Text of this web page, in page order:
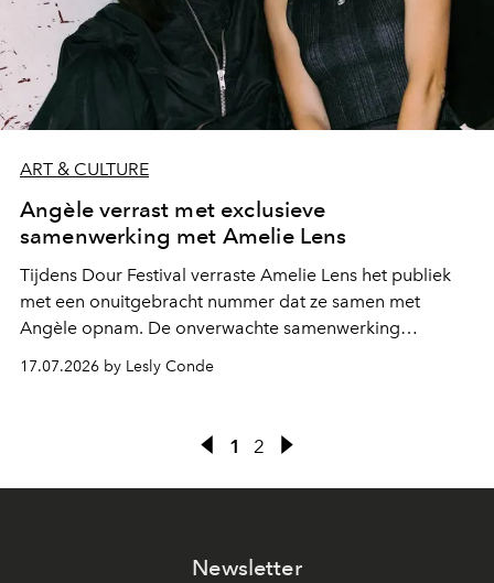
ART & CULTURE
Angèle verrast met exclusieve
samenwerking met Amelie Lens
Tijdens Dour Festival verraste Amelie Lens het publiek
met een onuitgebracht nummer dat ze samen met
Angèle opnam. De onverwachte samenwerking
bevestigt de elektronische koers die de Belgische
zangeres de voorbije maanden steeds nadrukkelijker
17.07.2026 by Lesly Conde
1 2
Newsletter